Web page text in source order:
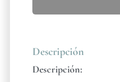
Descripción
Descripción: